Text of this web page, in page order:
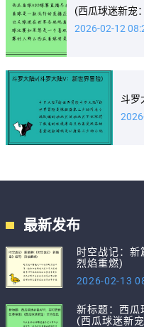
(西瓜球迷新宠
2026-02-12
斗罗
最新发布
时空战记：新
烈焰重燃)
2026-02-13
新标题：西瓜
(西瓜球迷新